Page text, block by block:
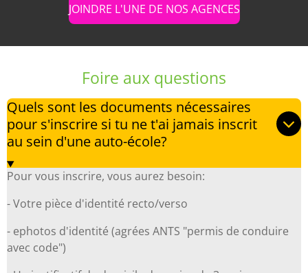
JOINDRE L'UNE DE NOS AGENCES
Foire aux questions
Quels sont les documents nécessaires
pour s'inscrire si tu ne t'ai jamais inscrit
au sein d'une auto-école?
Pour vous inscrire, vous aurez besoin:
- Votre pièce d'identité recto/verso
- ephotos d'identité (agrées ANTS "permis de conduire
avec code")